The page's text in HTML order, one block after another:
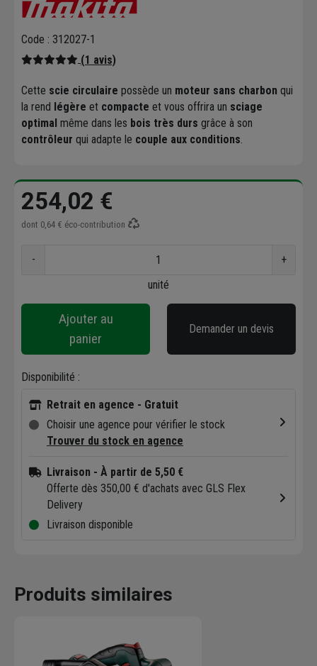
Code : 312027-1
(1 avis)
Cette scie circulaire possède un moteur sans charbon qui
la rend légère et compacte et vous offrira un sciage
optimal même dans les bois très durs grâce à son
contrôleur qui adapte le couple aux conditions
254,02 €
dont 0,64 € éco-contribution
-
+
unité
Ajouter au
panier
Demander un devis
Disponibilité :
Retrait en agence - Gratuit
Choisir une agence pour vérifier le stock
Trouver du stock en agence
Livraison - À partir de 5,50 €
Offerte dès 350,00 € d'achats avec GLS Flex
Delivery
Livraison disponible
Produits similaires